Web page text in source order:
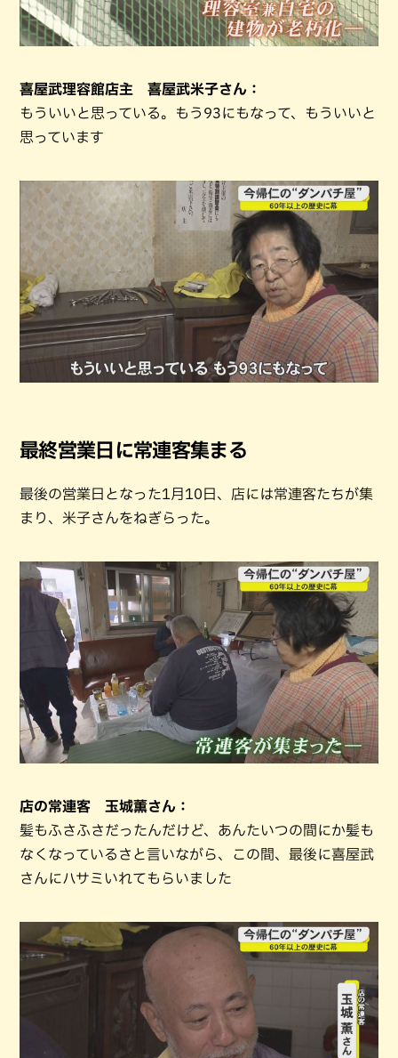
喜屋武理容館店主 喜屋武米子さん：
もういいと思っている。もう93にもなって、もういいと
思っています
最終営業日に常連客集まる
最後の営業日となった1月10日、店には常連客たちが集
まり、米子さんをねぎらった。
店の常連客 玉城薫さん：
髪もふさふさだったんだけど、あんたいつの間にか髪も
なくなっているさと言いながら、この間、最後に喜屋武
さんにハサミいれてもらいました